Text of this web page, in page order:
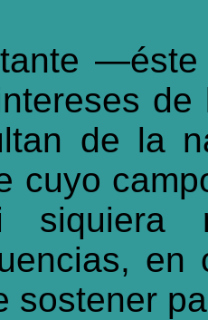
de la
cuyo
siquiera
sostener